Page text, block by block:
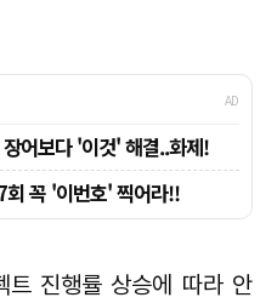
트 진행률 상승에 따라 안